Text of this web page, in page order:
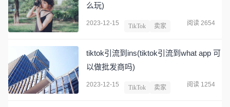
么玩)
2023-12-15 TikTok 卖家 阅读 2654
tiktok引流到ins(tiktok引流到what app 可
以做批发商吗)
2023-12-15 TikTok 卖家 阅读 1254